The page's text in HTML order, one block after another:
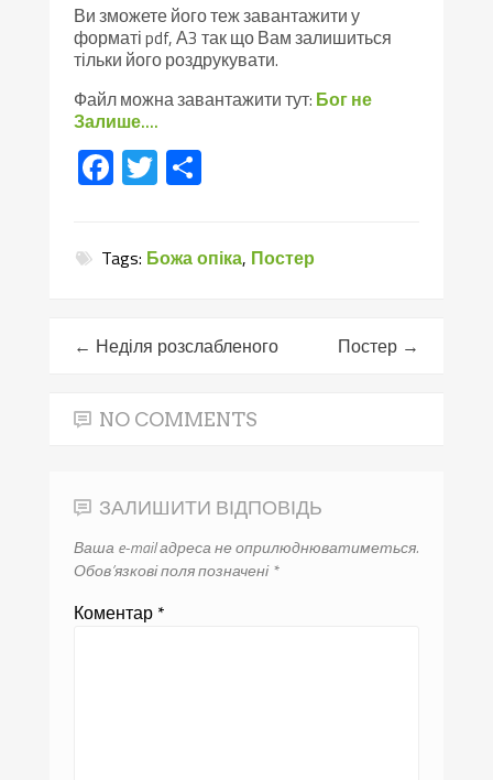
Ви зможете його теж завантажити у
форматі pdf, А3 так що Вам залишиться
тільки його роздрукувати.
Файл можна завантажити тут: Бог не
Залише….
Facebook
Twitter
Tags: Божа опіка, Постер
← Неділя розслабленого Постер →
NO COMMENTS
ЗАЛИШИТИ ВІДПОВІДЬ
Ваша e-mail адреса не оприлюднюватиметься.
Обов’язкові поля позначені*
Коментар *